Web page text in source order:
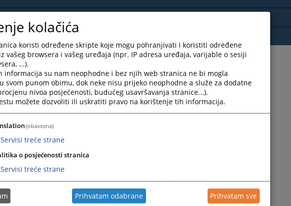
kolačića
koristi određene skripte koje mogu pohranjivati i koristiti određene
vašeg browsera i vašeg uređaja (npr. IP adresa uređaja, varijable o sesiji
...).
informacija su nam neophodne i bez njih web stranica ne bi mogla
svom punom obimu, dok neke nisu prijeko neophodne a služe za dodatne
nivoa posjećenosti, budućeg usavršavanja stranice...).
možete dozvoliti ili uskratiti pravo na korištenje tih informacija.
(obavezna)
Servisi treće strane
o posjećenosti stranica
Servisi treće strane
Prihvatam odabrane Prihvatam sve